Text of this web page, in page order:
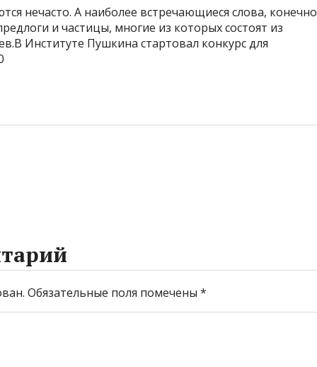
нечасто. А наиболее встречающиеся слова, конечно
и частицы, многие из которых состоят из
Институте Пушкина стартовал конкурс для
Обязательные поля помечены *